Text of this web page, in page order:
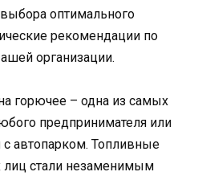
оптимального
рекомендации по
организации.
горючее – одна из самых
предпринимателя или
автопарком. Топливные
лиц стали незаменимым